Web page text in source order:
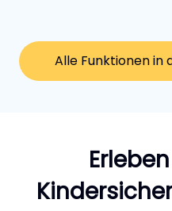
Alle Funktionen in